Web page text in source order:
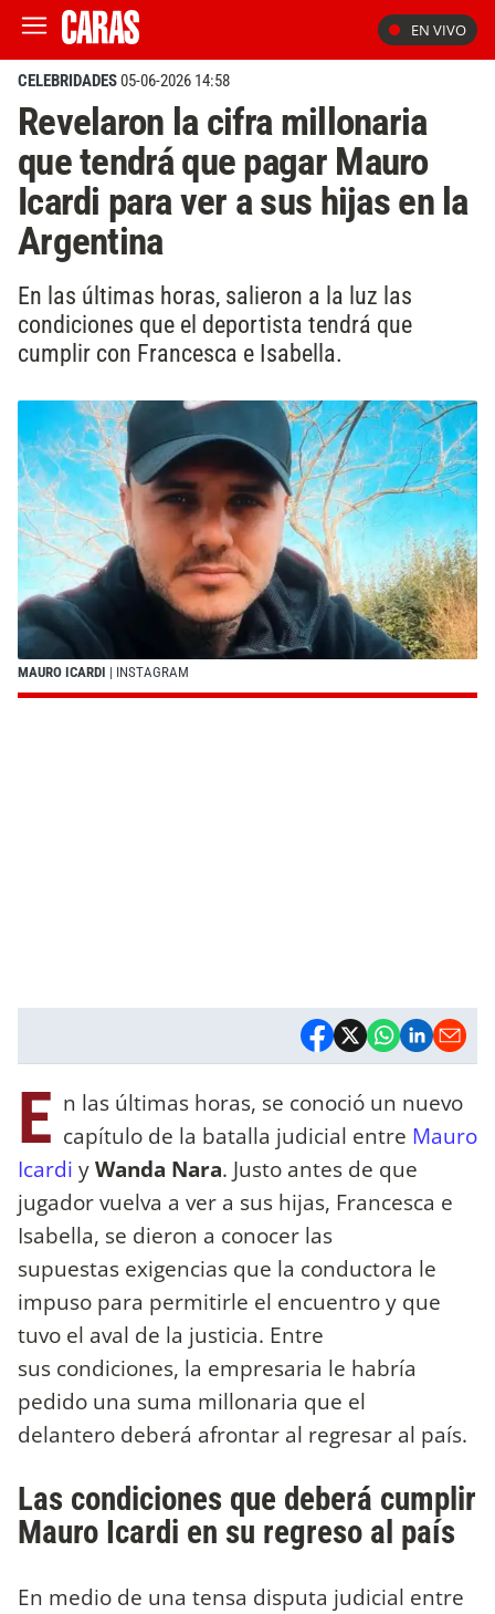
EN VIVO
CELEBRIDADES05-06-2026 14:58
Revelaron la cifra millonaria
que tendrá que pagar Mauro
Icardi para ver a sus hijas en la
Argentina
En las últimas horas, salieron a la luz las
condiciones que el deportista tendrá que
cumplir con Francesca e Isabella.
MAURO ICARDI | INSTAGRAM
E n las últimas horas, se conoció un nuevo
capítulo de la batalla judicial entre Mauro
Icardi yWanda Nara. Justo antes de que
jugador vuelva a ver a sus hijas, Francesca e
Isabella, se dieron a conocer las
supuestas exigencias que la conductora le
impuso para permitirle el encuentro y que
tuvo el aval de la justicia. Entre
sus condiciones, la empresaria le habría
pedido una suma millonaria que el
delantero deberá afrontar al regresar al país.
Las condiciones que deberá cumplir
Mauro Icardi en su regreso al país
En medio de una tensa disputa judicial entre